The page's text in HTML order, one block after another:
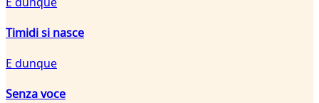
Timidi si nasce
E dunque
Senza voce